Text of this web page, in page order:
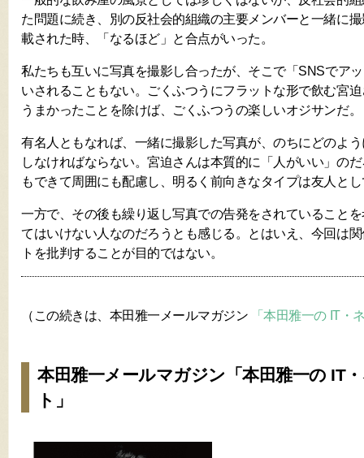
た問題に続き、別の反社会的組織の主要メンバーと一緒に
載された時、「なるほど」と合点がいった。
私たちも互いに写真を撮影し合ったが、そこで「SNSでア
いされることもない。ごくふつうにフラットな形で飲む宮
うまかったことを除けば、ごくふつうの楽しいオジサンだ。
有名人ともなれば、一緒に撮影した写真が、のちにどのよ
しなければならない。宮迫さんは本質的に「人がいい」の
もできて周囲にも配慮し、明るく前向きなタイプは友人と
一方で、その後も繰り返し写真での告発をされていること
てはいけない人なのだろうとも感じる。とはいえ、今回は
トを批判することが目的ではない。
（この続きは、本田雅一メールマガジン 「本田雅一の IT・
本田雅一メールマガジン「本田雅一の IT
ト」